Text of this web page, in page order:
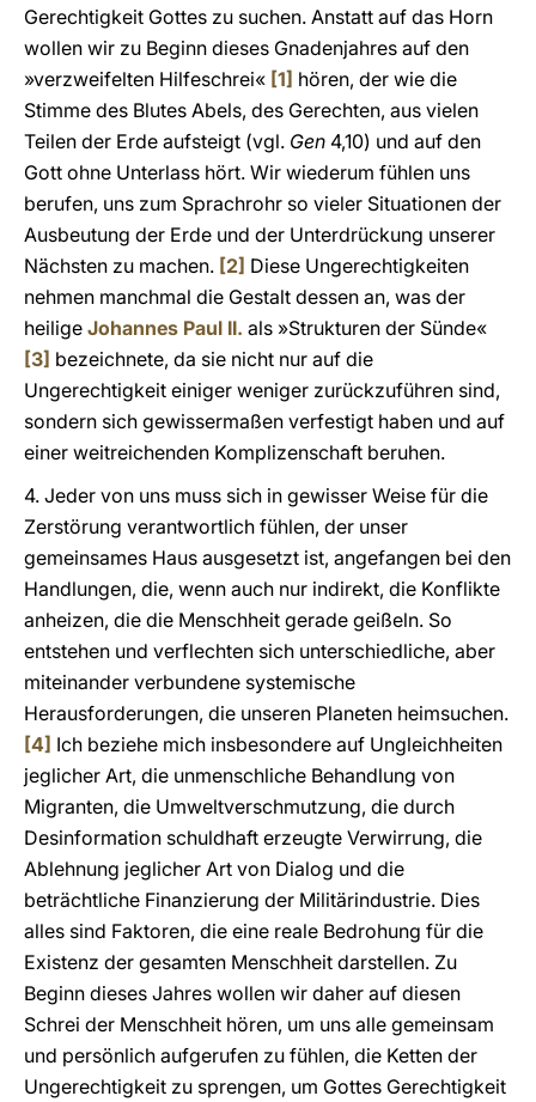
Gerechtigkeit Gottes zu suchen. Anstatt auf das Horn
wollen wir zu Beginn dieses Gnadenjahres auf den
»verzweifelten Hilfeschrei« [1] hören, der wie die
Stimme des Blutes Abels, des Gerechten, aus vielen
Teilen der Erde aufsteigt (vgl. Gen 4,10) und auf den
Gott ohne Unterlass hört. Wir wiederum fühlen uns
berufen, uns zum Sprachrohr so vieler Situationen der
Ausbeutung der Erde und der Unterdrückung unserer
Nächsten zu machen. [2] Diese Ungerechtigkeiten
nehmen manchmal die Gestalt dessen an, was der
heilige Johannes Paul II. als »Strukturen der Sünde«
[3] bezeichnete, da sie nicht nur auf die
Ungerechtigkeit einiger weniger zurückzuführen sind,
sondern sich gewissermaßen verfestigt haben und auf
einer weitreichenden Komplizenschaft beruhen.
4. Jeder von uns muss sich in gewisser Weise für die
Zerstörung verantwortlich fühlen, der unser
gemeinsames Haus ausgesetzt ist, angefangen bei den
Handlungen, die, wenn auch nur indirekt, die Konflikte
anheizen, die die Menschheit gerade geißeln. So
entstehen und verflechten sich unterschiedliche, aber
miteinander verbundene systemische
Herausforderungen, die unseren Planeten heimsuchen.
[4] Ich beziehe mich insbesondere auf Ungleichheiten
jeglicher Art, die unmenschliche Behandlung von
Migranten, die Umweltverschmutzung, die durch
Desinformation schuldhaft erzeugte Verwirrung, die
Ablehnung jeglicher Art von Dialog und die
beträchtliche Finanzierung der Militärindustrie. Dies
alles sind Faktoren, die eine reale Bedrohung für die
Existenz der gesamten Menschheit darstellen. Zu
Beginn dieses Jahres wollen wir daher auf diesen
Schrei der Menschheit hören, um uns alle gemeinsam
und persönlich aufgerufen zu fühlen, die Ketten der
Ungerechtigkeit zu sprengen, um Gottes Gerechtigkeit